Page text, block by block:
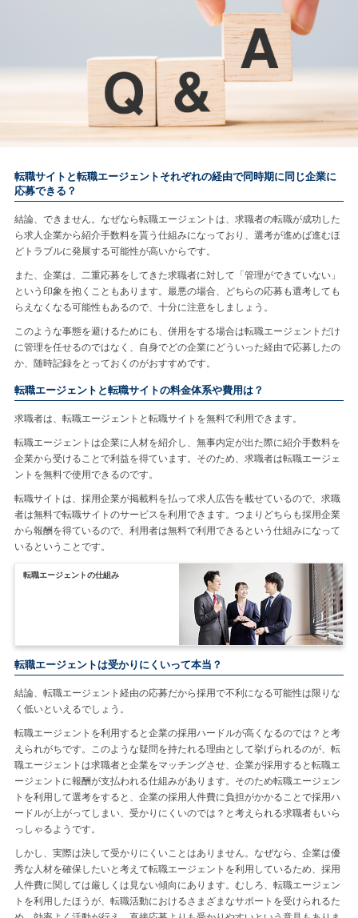
転職サイトと転職エージェントそれぞれの経由で同時期に同じ企業に
応募できる？
結論、できません。なぜなら転職エージェントは、求職者の転職が成功した
ら求人企業から紹介手数料を貰う仕組みになっており、選考が進めば進むほ
どトラブルに発展する可能性が高いからです。
また、企業は、二重応募をしてきた求職者に対して「管理ができていない」
という印象を抱くこともあります。最悪の場合、どちらの応募も選考しても
らえなくなる可能性もあるので、十分に注意をしましょう。
このような事態を避けるためにも、併用をする場合は転職エージェントだけ
に管理を任せるのではなく、自身でどの企業にどういった経由で応募したの
か、随時記録をとっておくのがおすすめです。
転職エージェントと転職サイトの料金体系や費用は？
求職者は、転職エージェントと転職サイトを無料で利用できます。
転職エージェントは企業に人材を紹介し、無事内定が出た際に紹介手数料を
企業から受けることで利益を得ています。そのため、求職者は転職エージェ
ントを無料で使用できるのです。
転職サイトは、採用企業が掲載料を払って求人広告を載せているので、求職
者は無料で転職サイトのサービスを利用できます。つまりどちらも採用企業
から報酬を得ているので、利用者は無料で利用できるという仕組みになって
いるということです。
転職エージェントの仕組み
転職エージェントは受かりにくいって本当？
結論、転職エージェント経由の応募だから採用で不利になる可能性は限りな
く低いといえるでしょう。
転職エージェントを利用すると企業の採用ハードルが高くなるのでは？と考
えられがちです。このような疑問を持たれる理由として挙げられるのが、転
職エージェントは求職者と企業をマッチングさせ、企業が採用すると転職エ
ージェントに報酬が支払われる仕組みがあります。そのため転職エージェン
トを利用して選考をすると、企業の採用人件費に負担がかかることで採用ハ
ードルが上がってしまい、受かりにくいのでは？と考えられる求職者もいら
っしゃるようです。
しかし、実際は決して受かりにくいことはありません。なぜなら、企業は優
秀な人材を確保したいと考えて転職エージェントを利用しているため、採用
人件費に関しては厳しくは見ない傾向にあります。むしろ、転職エージェン
トを利用したほうが、転職活動におけるさまざまなサポートを受けられるた